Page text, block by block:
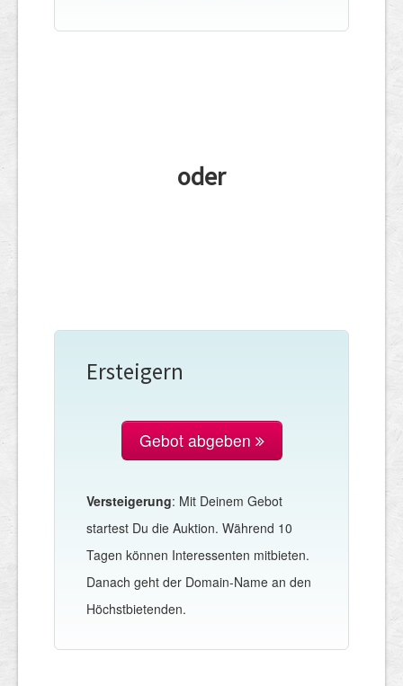
oder
Ersteigern
Gebot abgeben
Versteigerung: Mit Deinem Gebot
startest Du die Auktion. Während 10
Tagen können Interessenten mitbieten.
Danach geht der Domain-Name an den
Höchstbietenden.